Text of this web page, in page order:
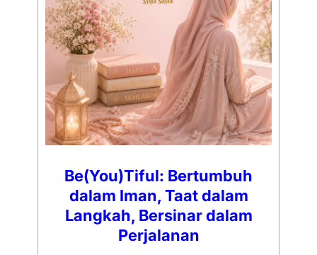
Be(You)Tiful: Bertumbuh
dalam Iman, Taat dalam
Langkah, Bersinar dalam
Perjalanan